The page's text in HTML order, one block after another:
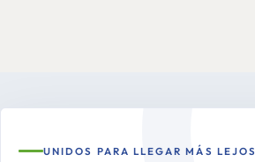
UNIDOS PARA LLEGAR MÁS LEJOS